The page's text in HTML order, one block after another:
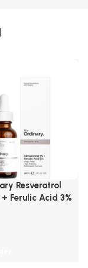
Resveratrol
+ Ferulic Acid 3%